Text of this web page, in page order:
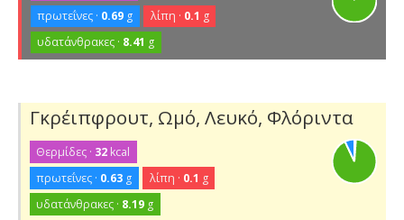
πρωτεΐνες · 0.69 g λίπη · 0.1 g
υδατάνθρακες · 8.41 g
Γκρέιπφρουτ, Ωμό, Λευκό, Φλόριντα
Θερμίδες · 32 kcal
πρωτεΐνες · 0.63 g λίπη · 0.1 g
υδατάνθρακες · 8.19 g